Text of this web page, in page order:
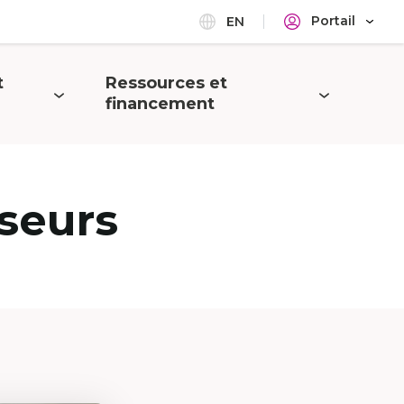
EN Portail
Ouvrir
Ressources et
financement